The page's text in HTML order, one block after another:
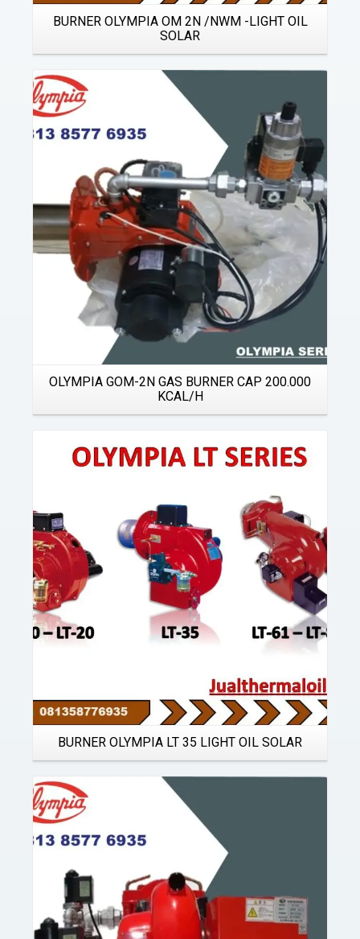
BURNER OLYMPIA OM 2N /NWM -LIGHT OIL
SOLAR
OLYMPIA GOM-2N GAS BURNER CAP 200.000
KCAL/H
Details
BURNER OLYMPIA LT 35 LIGHT OIL SOLAR